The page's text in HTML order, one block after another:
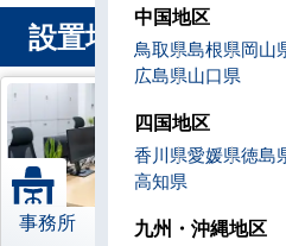
設置場所 から業
事務所 レス
中国地区
鳥取県島根県岡山
広島県山口県
四国地区
香川県愛媛県徳島
高知県
九州・沖縄地区